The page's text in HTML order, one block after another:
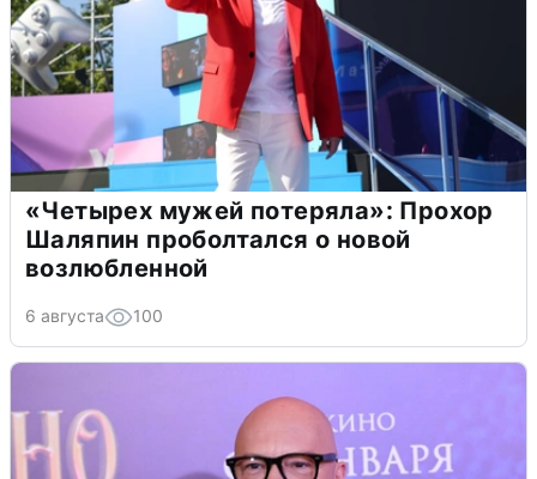
«Четырех мужей потеряла»: Прохор
Шаляпин проболтался о новой
возлюбленной
6 августа 100